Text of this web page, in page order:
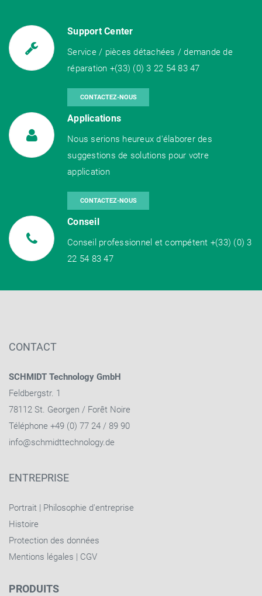
Support Center
Service / pièces détachées / demande de
réparation +(33) (0) 3 22 54 83 47
CONTACTEZ-NOUS
Applications
Nous serions heureux d'élaborer des
suggestions de solutions pour votre
application
CONTACTEZ-NOUS
Conseil
Conseil professionnel et compétent +(33) (0) 3
22 54 83 47
CONTACT
SCHMIDT Technology GmbH
Feldbergstr. 1
78112 St. Georgen / Forêt Noire
Téléphone +49 (0) 77 24 / 89 90
info@schmidttechnology.de
ENTREPRISE
Portrait
Philosophie d'entreprise
Histoire
Protection des données
Mentions légales
CGV
PRODUITS